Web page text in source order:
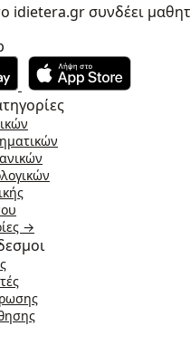
idietera.gr συνδέει
→